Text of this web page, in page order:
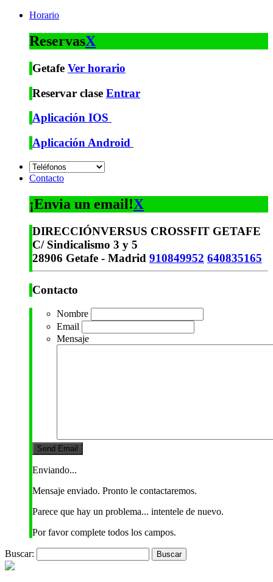
Horario
ReservasX
Getafe Ver horario
Reservar clase Entrar
Aplicación IOS
Aplicación Android
Contacto
¡Envia un email!X
DIRECCIÓNVERSUS CROSSFIT GETAFE
C/ Sindicalismo 3 y 5
28906 Getafe - Madrid 910849952 640835165
Contacto
Nombre
Email
Mensaje
Enviando...
Mensaje enviado. Pronto le contactaremos.
Parece que hay un problema... intentele de nuevo.
Por favor complete todos los campos.
Buscar: